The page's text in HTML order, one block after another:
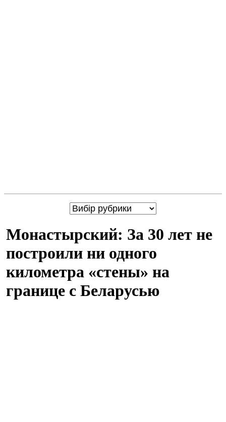
Монастырский: За 30 лет не
построили ни одного
километра «стены» на
границе с Беларусью